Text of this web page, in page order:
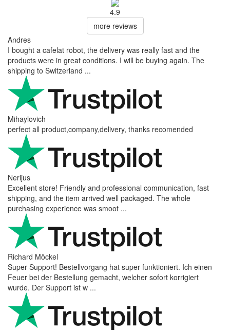
4.9
more reviews
Andres
I bought a cafelat robot, the delivery was really fast and the
products were in great conditions. I will be buying again. The
shipping to Switzerland ...
Mihaylovich
perfect all product,company,delivery, thanks recomended
Nerijus
Excellent store! Friendly and professional communication, fast
shipping, and the item arrived well packaged. The whole
purchasing experience was smoot ...
Richard Möckel
Super Support! Bestellvorgang hat super funktioniert. Ich einen
Feuer bei der Bestellung gemacht, welcher sofort korrigiert
wurde. Der Support ist w ...